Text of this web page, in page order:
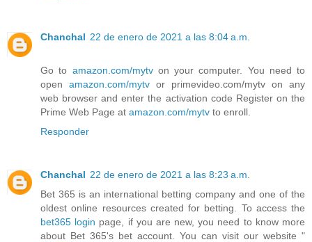
Chanchal 22 de enero de 2021 a las 8:04 a.m.
Go to amazon.com/mytvon your computer. You need to
open amazon.com/mytv or primevideo.com/mytv on any
web browser and enter the activation code Register on the
Prime Web Page at amazon.com/mytv to enroll.
Responder
Chanchal 22 de enero de 2021 a las 8:23 a.m.
Bet 365 is an international betting company and one of the
oldest online resources created for betting. To access the
bet365 login page, if you are new, you need to know more
about Bet 365's bet account. You can visit our website "